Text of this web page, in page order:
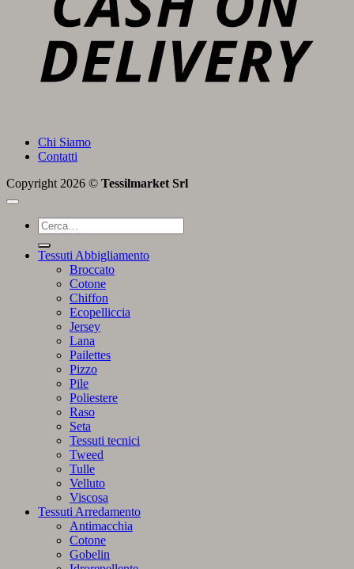
Chi Siamo
Contatti
Copyright 2026 © Tessilmarket Srl
Cerca:
Tessuti Abbigliamento
Broccato
Cotone
Chiffon
Ecopelliccia
Jersey
Lana
Pailettes
Pizzo
Pile
Poliestere
Raso
Seta
Tessuti tecnici
Tweed
Tulle
Velluto
Viscosa
Tessuti Arredamento
Antimacchia
Cotone
Gobelin